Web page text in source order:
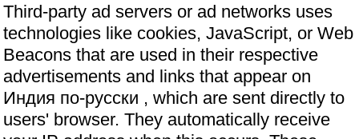
Third-party ad servers or ad networks uses
technologies like cookies, JavaScript, or Web
Beacons that are used in their respective
advertisements and links that appear on
Индия по-русски , which are sent directly to
users' browser. They automatically receive